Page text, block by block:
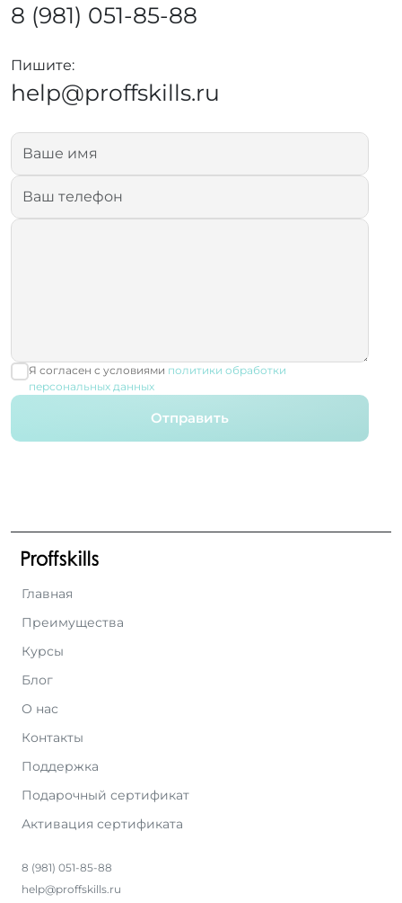
8 (981) 051-85-88
Пишите:
help@proffskills.ru
Я согласен с условиями политики обработки
персональных данных
Отправить
Главная
Преимущества
Курсы
Блог
О нас
Контакты
Поддержка
Подарочный сертификат
Активация сертификата
8 (981) 051-85-88
help@proffskills.ru